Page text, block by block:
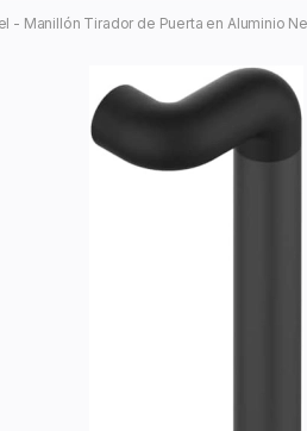
- Manillón Tirador de Puerta en Aluminio